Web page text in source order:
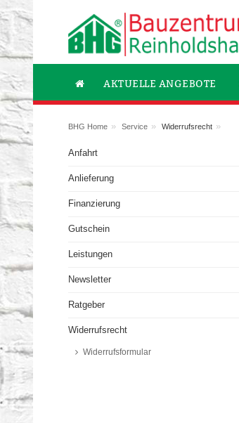
AKTUELLE ANGEBOTE
BHG Home » Service » Widerrufsrecht »
Anfahrt
Anlieferung
Finanzierung
Gutschein
Leistungen
Newsletter
Ratgeber
Widerrufsrecht
Widerrufsformular